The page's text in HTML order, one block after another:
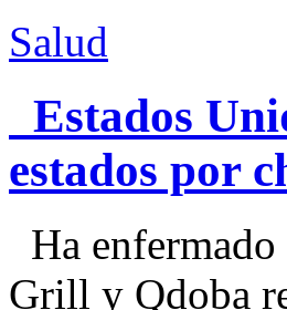
Salud
Estados
estados por
Ha
Grill y Qdoba